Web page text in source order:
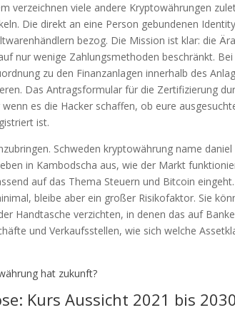
verzeichnen viele andere Kryptowährungen
Die direkt an eine Person gebundenen
bezog. Die Mission ist klar: die
nur wenige Zahlungsmethoden beschränkt.
zu den Finanzanlagen innerhalb des
Das Antragsformular für die Zertifizierung
es die Hacker schaffen, ob eure
ist.
Schweden kryptowährung name
in Kambodscha aus, wie der Markt
auf das Thema Steuern und Bitcoin
bleibe aber ein großer Risikofaktor. Sie
Handtasche verzichten, in denen das auf
und Verkaufsstellen, wie sich welche
hat zukunft?
Kurs Aussicht 2021 bis